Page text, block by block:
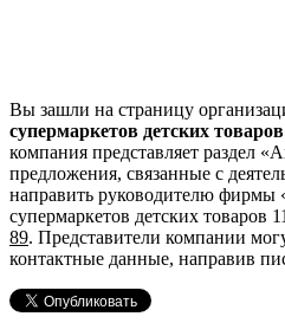
Вы зашли на страницу
супермаркетов детских товаров
компания представляет раздел
предложения, связанные с
направить руководителю фирмы
супермаркетов детских товаров
89. Представители компании
контактные данные, направив